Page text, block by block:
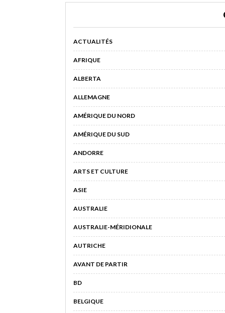
ACTUALITÉS
AFRIQUE
ALBERTA
ALLEMAGNE
AMÉRIQUE DU NORD
AMÉRIQUE DU SUD
ANDORRE
ARTS ET CULTURE
ASIE
AUSTRALIE
AUSTRALIE-MÉRIDIONALE
AUTRICHE
AVANT DE PARTIR
BD
BELGIQUE